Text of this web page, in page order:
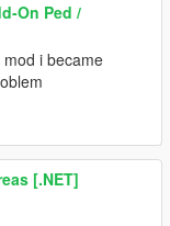
On Ped /
i became
[.NET]